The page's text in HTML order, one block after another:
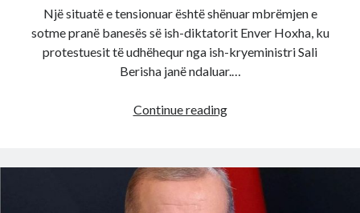
Një situatë e tensionuar është shënuar mbrëmjen e
sotme pranë banesës së ish-diktatorit Enver Hoxha, ku
protestuesit të udhëhequr nga ish-kryeministri Sali
Berisha janë ndaluar.…
Continue readingE
e
Enverit,
merr